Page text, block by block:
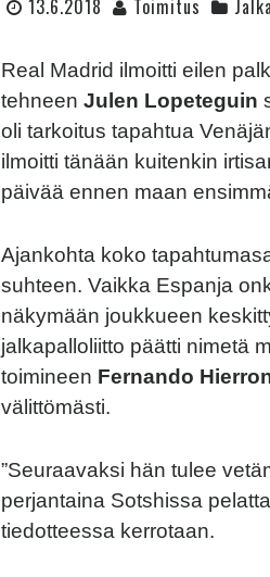
13.6.2018 Toimitus
Real Madrid ilmoitti eilen
tehneen Julen Lopeteguin
oli tarkoitus tapahtua
ilmoitti tänään kuitenkin
päivää ennen maan
Ajankohta koko
suhteen. Vaikka Espanja
näkymään joukkueen
jalkapalloliitto päätti nimetä
toimineen Fernando
välittömästi.
”Seuraavaksi hän tulee
perjantaina Sotshissa
tiedotteessa kerrotaan.